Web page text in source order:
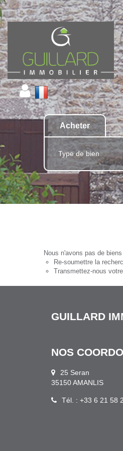
Acheter
Type de bien
Nous n'avons pas de
Re-soumettre la
Transmettez-nous
GUILLARD
NOS
25 Seran
35150 AMANLIS
Tél. : +33 6 21 58